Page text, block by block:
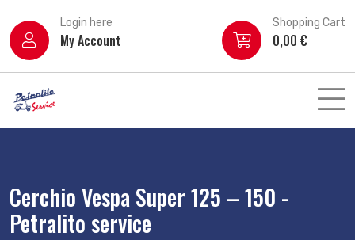
Login here
My Account
Shopping Cart
0,00 €
Cerchio Vespa Super 125 – 150 -
Petralito service